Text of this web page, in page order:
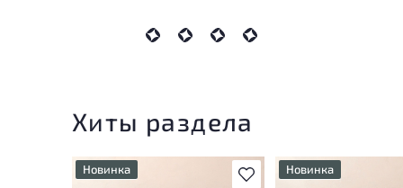
Хиты раздела
В избранное
Новинка Новинка